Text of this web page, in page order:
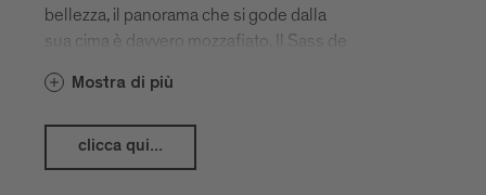
bellezza, il panorama che si gode dalla
sua cima è davvero mozzafiato. Il Sass de
Mondiale dell’UNESCO, ed è una delle
appassionano di più gli amanti della
natura.
Mostra di più
clicca qui...